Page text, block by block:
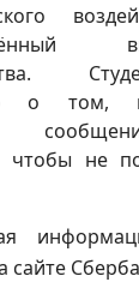
о том,
чтобы не
сайте